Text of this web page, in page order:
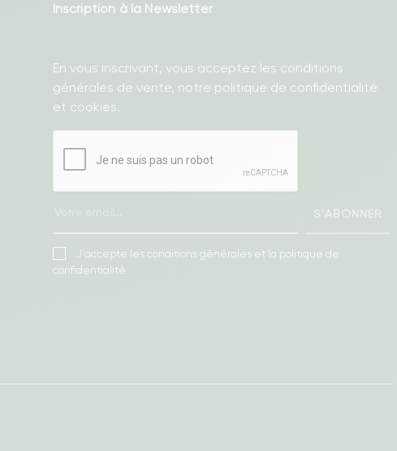
Inscription à la Newsletter
En vous inscrivant, vous acceptez les conditions
générales de vente, notre politique de confidentialité
et cookies.
S'ABONNER
J'accepte les conditions générales et la politique de
confidentialité